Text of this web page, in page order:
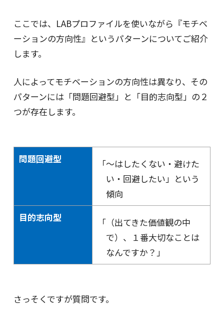
ここでは、LABプロファイルを使いながら『モチベ
ーションの方向性』というパターンについてご紹介
します。
人によってモチベーションの方向性は異なり、その
パターンには「問題回避型」と「目的志向型」の２
つが存在します。
問題回避型
「〜はしたくない・避けた
い・回避したい」という
傾向
目的志向型
「（出てきた価値観の中
で）、１番大切なことは
なんですか？」
さっそくですが質問です。